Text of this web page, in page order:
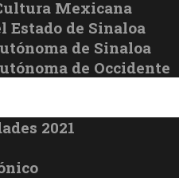
Mexicana
Estado de Sinaloa
de Sinaloa
de Occidente
2021